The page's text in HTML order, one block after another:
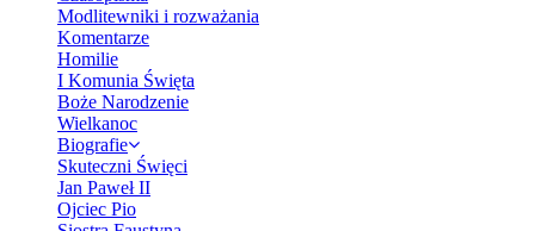
Modlitewniki i rozważania
Komentarze
Homilie
I Komunia Święta
Boże Narodzenie
Wielkanoc
Biografie
Skuteczni Święci
Jan Paweł II
Ojciec Pio